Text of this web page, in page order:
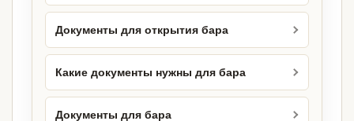
Документы для открытия бара
Какие документы нужны для бара
Документы для бара